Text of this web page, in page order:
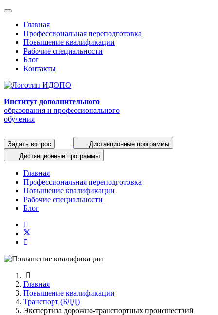
Главная
Профессиональная переподготовка
Повышение квалификации
Рабочие специальности
Блог
Контакты
Институт дополнительного
образования и профессионального
обучения
Задать вопрос
Дистанционные программы
Дистанционные программы
Главная
Профессиональная переподготовка
Повышение квалификации
Рабочие специальности
Блог
Главная
Повышение квалификации
Транспорт (БДД)
Экспертиза дорожно-транспортных происшествий